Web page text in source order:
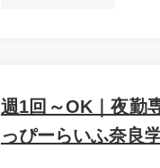
週1回～OK｜夜勤
っぴーらいふ奈良